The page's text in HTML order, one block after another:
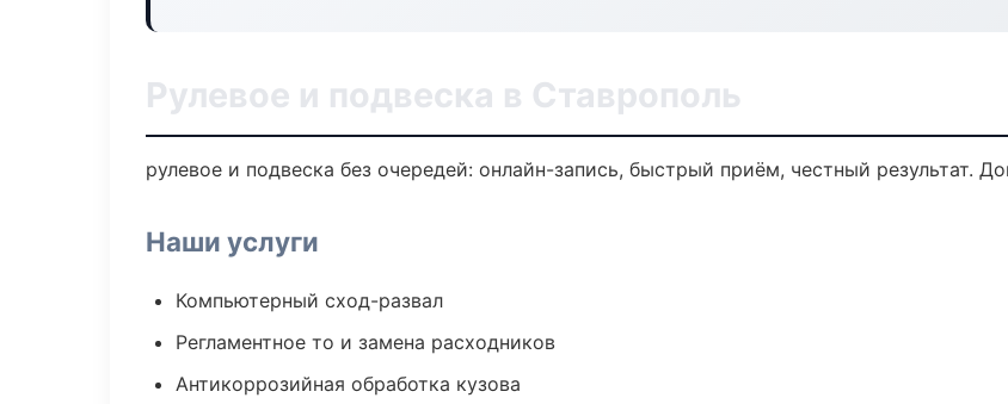
Рулевое и подвеска в Ставрополь
рулевое и подвеска без очередей: онлайн-запись, быстрый приём, честный результат.
Наши услуги
Компьютерный сход-развал
Регламентное то и замена расходников
Антикоррозийная обработка кузова